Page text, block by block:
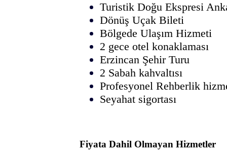
Turistik Doğu Ekspresi
Dönüş Uçak Bileti
Bölgede Ulaşım Hizmeti
2 gece otel konaklaması
​Erzincan Şehir Turu
2 Sabah kahvaltısı
Profesyonel Rehberlik
Seyahat sigortası
Fiyata Dahil Olmayan Hizmetler